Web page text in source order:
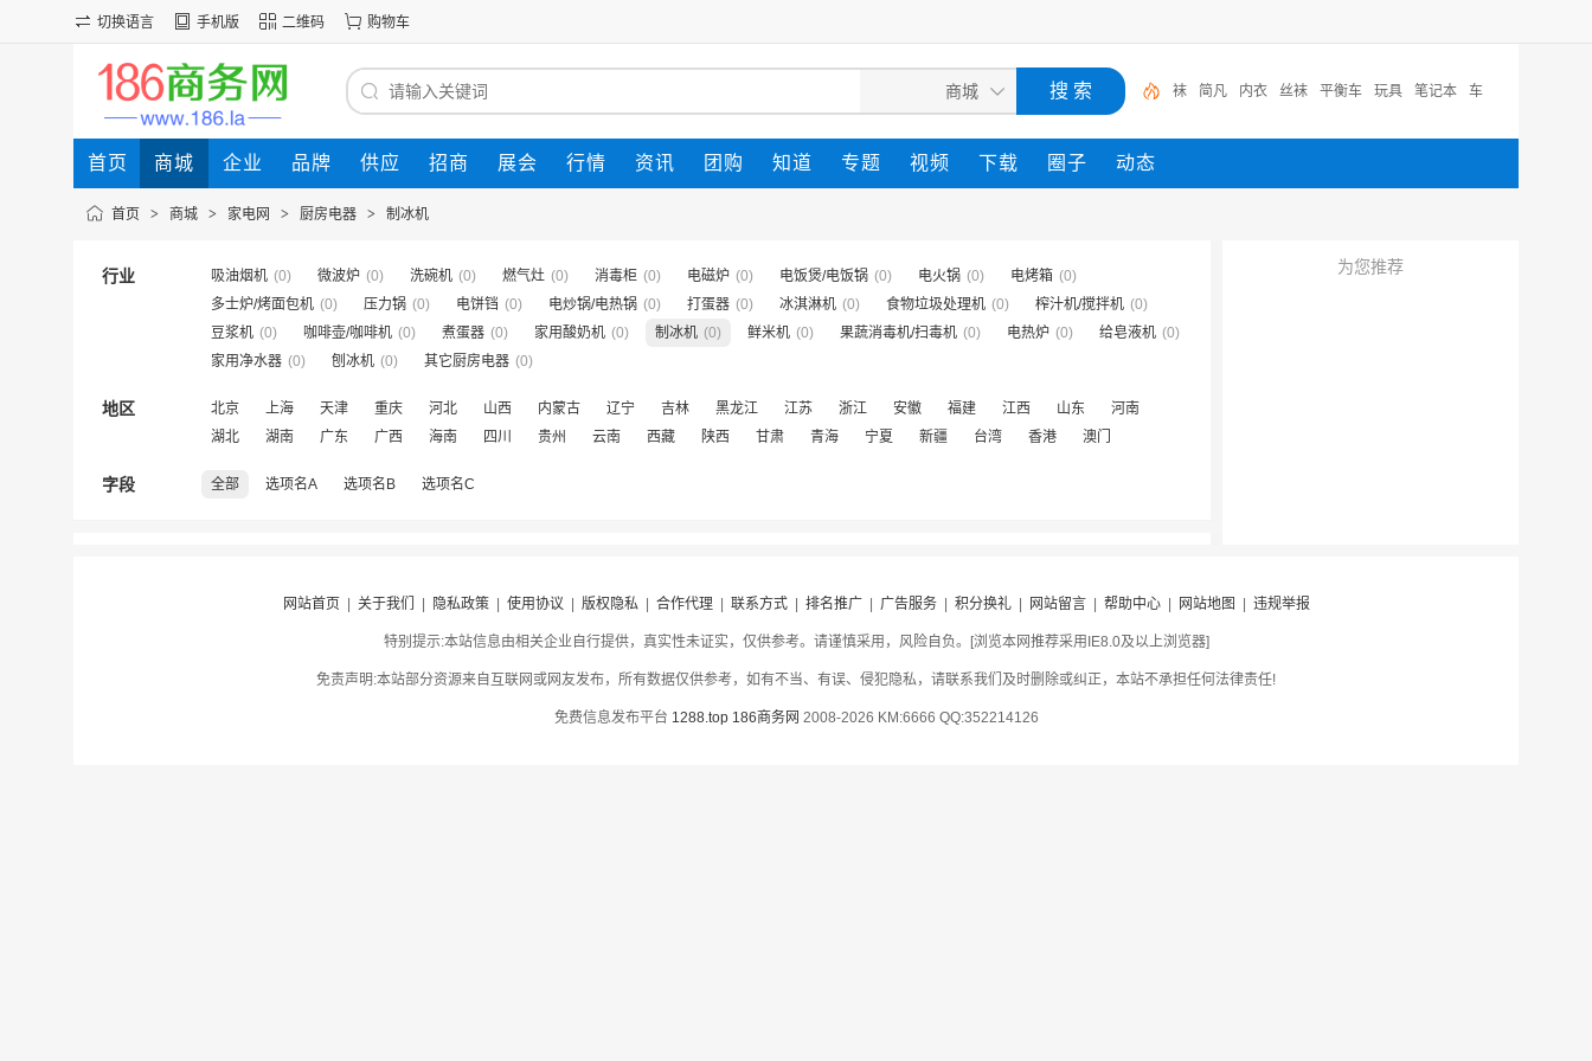
切换语言 手机版 二维码 购物车
袜 简凡 内衣 丝袜 平衡车 玩具 笔记本 车
首页 商城 企业 品牌 供应 招商 展会 行情 资讯 团购 知道 专题 视频 下载 圈子 动态
首页 > 商城 > 家电网 > 厨房电器 > 制冰机
行业 吸油烟机 (0) 微波炉 (0) 洗碗机 (0) 燃气灶 (0) 消毒柜 (0) 电磁炉 (0) 电饭煲/电饭锅 (0) 电火锅 (0) 电烤箱 (0)
多士炉/烤面包机 (0) 压力锅 (0) 电饼铛 (0) 电炒锅/电热锅 (0) 打蛋器 (0) 冰淇淋机 (0) 食物垃圾处理机 (0) 榨汁机/搅拌机 (0)
豆浆机 (0) 咖啡壶/咖啡机 (0) 煮蛋器 (0) 家用酸奶机 (0) 制冰机 (0) 鲜米机 (0) 果蔬消毒机/扫毒机 (0) 电热炉 (0) 给皂液机 (0)
家用净水器 (0) 刨冰机 (0) 其它厨房电器 (0)
地区 北京 上海 天津 重庆 河北 山西 内蒙古 辽宁 吉林 黑龙江 江苏 浙江 安徽 福建 江西 山东
河南
湖北
湖南 广东 广西 海南 四川 贵州 云南 西藏 陕西 甘肃 青海 宁夏 新疆 台湾 香港 澳门
字段 全部 选项名A 选项名B 选项名C
为您推荐
网站首页 关于我们 隐私政策| 使用协议 版权隐私| 合作代理| 联系方式| 排名推广| 广告服务| 积分换礼| 网站留言| 帮助中心| 网站地图 违规举报
特别提示:本站信息由相关企业自行提供，真实性未证实，仅供参考。请谨慎采用，风险自负。[浏览本网推荐采用IE8.0及以上浏览器]
免责声明:本站部分资源来自互联网或网友发布，所有数据仅供参考，如有不当、有误、侵犯隐私，请联系我们及时删除或纠正，本站不承担任何法律责任!
免费信息发布平台 1288.top 186商务网 2008-2026 KM:6666 QQ:352214126